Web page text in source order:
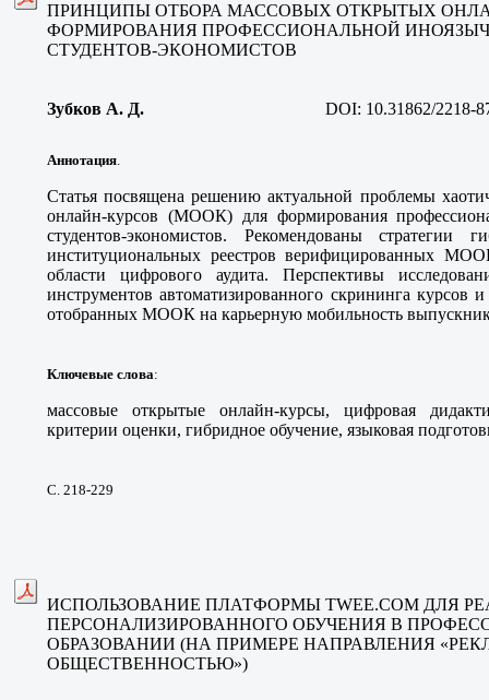
ПРИНЦИПЫ ОТБОРА МАССОВЫХ ОТКРЫТЫХ
ФОРМИРОВАНИЯ ПРОФЕССИОНАЛЬНОЙ
СТУДЕНТОВ-ЭКОНОМИСТОВ
Зубков А. Д. DOI: 10.31862/2218-
Аннотация.
Статья посвящена решению актуальной проблемы
онлайн-курсов (МООК) для формирования
студентов-экономистов. Рекомендованы стратегии
институциональных реестров верифицированных
области цифрового аудита. Перспективы
инструментов автоматизированного скрининга курсов
отобранных МООК на карьерную мобильность
Ключевые слова:
массовые открытые онлайн-курсы, цифровая
критерии оценки, гибридное обучение, языковая
С. 218-229
ИСПОЛЬЗОВАНИЕ ПЛАТФОРМЫ TWEE.COM ДЛЯ
ПЕРСОНАЛИЗИРОВАННОГО ОБУЧЕНИЯ В
ОБРАЗОВАНИИ (НА ПРИМЕРЕ НАПРАВЛЕНИЯ
ОБЩЕСТВЕННОСТЬЮ»)